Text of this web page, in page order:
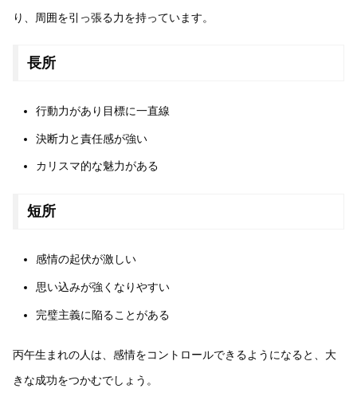
り、周囲を引っ張る力を持っています。
長所
行動力があり目標に一直線
決断力と責任感が強い
カリスマ的な魅力がある
短所
感情の起伏が激しい
思い込みが強くなりやすい
完璧主義に陥ることがある
丙午生まれの人は、感情をコントロールできるようになると、大
きな成功をつかむでしょう。